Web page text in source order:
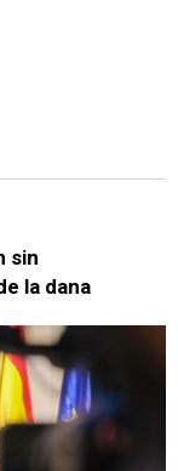
sin
la dana